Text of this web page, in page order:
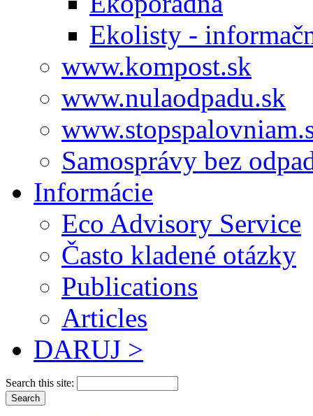
Ekolisty -
www.kompost.sk
www.nulaodpadu.sk
Samosprávy bez
Informácie
Eco Advisory Service
Často kladené otázky
Publications
Articles
DARUJ >
Search this site: